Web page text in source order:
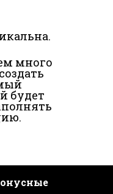
много
будет